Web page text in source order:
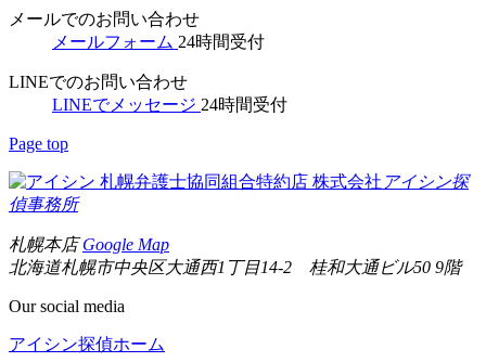
メールでのお問い合わせ
メールフォーム 24時間受付
LINEでのお問い合わせ
LINEでメッセージ 24時間受付
Page top
札幌弁護士協同組合特約店 株式会社 アイシン探
偵事務所
札幌本店Google Map
北海道札幌市中央区大通西1丁目14-2 桂和大通ビル50 9階
Our social media
アイシン探偵ホーム